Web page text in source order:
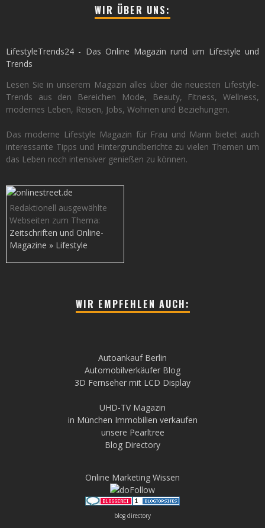
WIR ÜBER UNS:
LifestyleTrends24 - Das Online Magazin rund um Lifestyle und
Trends
Lesen Sie in unserem Magazin alles über die neuesten Lifestyle-
Trends aus den Bereichen Mode, Beauty, Fitness, Wellness,
modernes Leben, Reisen, Jobs, Wohnen und Beziehungen.
Das moderne Lifestyle Magazin für Frau und Mann bietet auch
interessante Tipps und Hintergrundberichte zu vielen Themen um
das Leben noch intensiver genießen zu können.
Redaktionell ausgewählte
Webseiten zum Thema:
Zeitschriften und Online-
Magazine » Lifestyle
WIR EMPFEHLEN AUCH:
Autoankauf Berlin
Automobilverkäufer Blog
3D Fernseher mit LCD Display
UHD-TV Magazin
in München Immobilien verkaufen
unsere Pearltree
Blog Directory
Online Marketing Wissen
blog directory